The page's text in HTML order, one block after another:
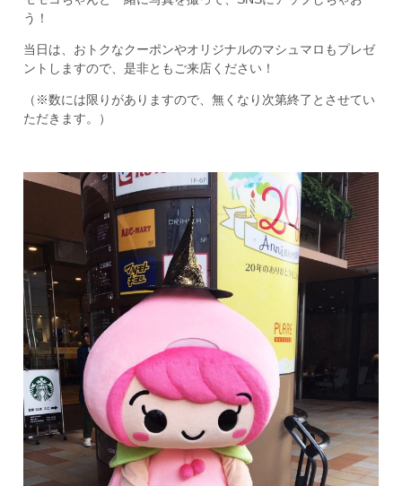
う！
当日は、おトクなクーポンやオリジナルのマシュマロもプレゼ
ントしますので、是非ともご来店ください！
（※数には限りがありますので、無くなり次第終了とさせてい
ただきます。）